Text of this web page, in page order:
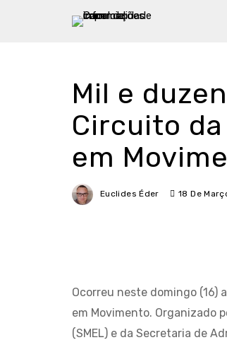
Mil e
Circuito
em
Euclides Éder 18 De
Ocorreu neste domingo (16)
em Movimento. Organizado
(SMEL) e da Secretaria de